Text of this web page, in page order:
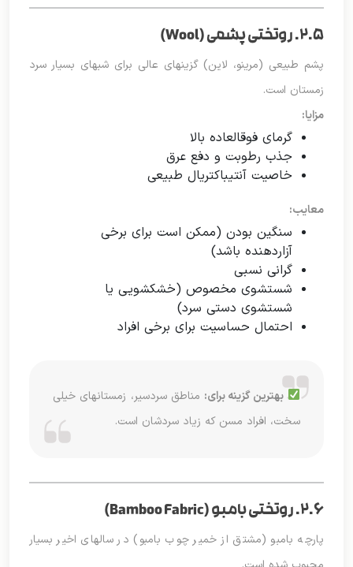
۲.۵. روتختی پشمی (Wool)
پشم طبیعی (مرینو، لاین) گزینهای عالی برای شبهای بسیار سرد
زمستان است.
مزایا:
گرمای فوقالعاده بالا
جذب رطوبت و دفع عرق
خاصیت آنتیباکتریال طبیعی
معایب:
سنگین بودن (ممکن است برای برخی
آزاردهنده باشد)
گرانی نسبی
شستشوی مخصوص (خشکشویی یا
شستشوی دستی سرد)
احتمال حساسیت برای برخی افراد
بهترین گزینه برای: مناطق سردسیر، زمستانهای خیلی
سخت، افراد مسن که زیاد سردشان است.
۲.۶. روتختی بامبو (Bamboo Fabric)
پارچه بامبو (مشتق از خمیر چوب بامبو) در سالهای اخیر بسیار